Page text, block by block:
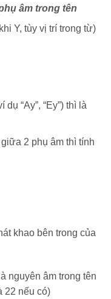
âm trong tên
Y, tùy vị trí trong từ)
“Ay”, “Ey”) thì là
2 phụ âm thì tính
khao bên trong của
nguyên âm trong tên
22 nếu có)